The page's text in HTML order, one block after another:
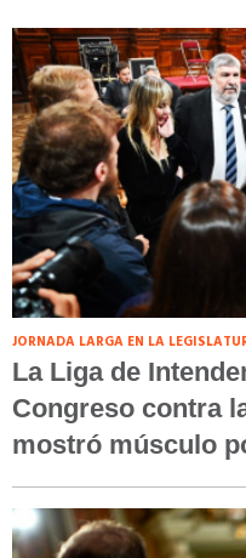
JORNADA LARGA EN LA
La Liga de
Congreso contra
mostró músculo